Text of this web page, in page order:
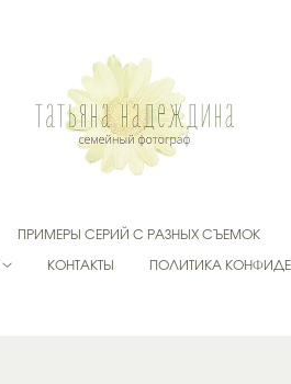
ПРИМЕРЫ СЕРИЙ С РАЗНЫХ СЪЕМОК
КОНТАКТЫ ПОЛИТИКА